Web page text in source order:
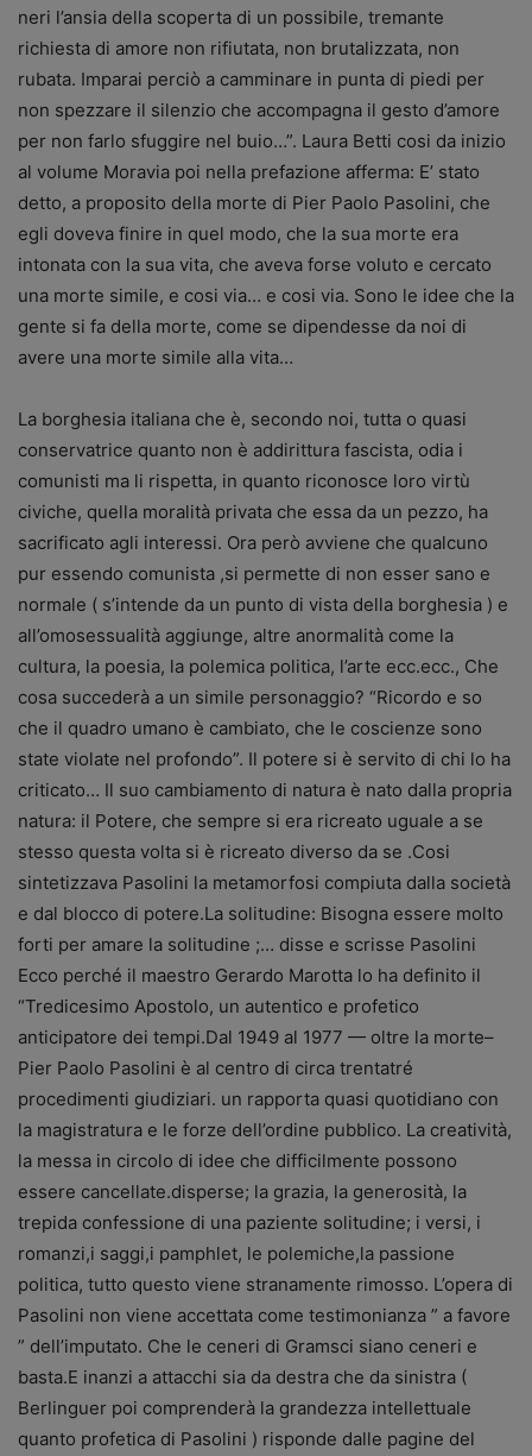
neri l’ansia della scoperta di un possibile, tremante
richiesta di amore non rifiutata, non brutalizzata, non
rubata. Imparai perciò a camminare in punta di piedi per
non spezzare il silenzio che accompagna il gesto d’amore
per non farlo sfuggire nel buio…”. Laura Betti cosi da inizio
al volume Moravia poi nella prefazione afferma: E’ stato
detto, a proposito della morte di Pier Paolo Pasolini, che
egli doveva finire in quel modo, che la sua morte era
intonata con la sua vita, che aveva forse voluto e cercato
una morte simile, e cosi via… e cosi via. Sono le idee che la
gente si fa della morte, come se dipendesse da noi di
avere una morte simile alla vita…
La borghesia italiana che è, secondo noi, tutta o quasi
conservatrice quanto non è addirittura fascista, odia i
comunisti ma li rispetta, in quanto riconosce loro virtù
civiche, quella moralità privata che essa da un pezzo, ha
sacrificato agli interessi. Ora però avviene che qualcuno
pur essendo comunista ,si permette di non esser sano e
normale ( s’intende da un punto di vista della borghesia ) e
all’omosessualità aggiunge, altre anormalità come la
cultura, la poesia, la polemica politica, l’arte ecc.ecc., Che
cosa succederà a un simile personaggio? “Ricordo e so
che il quadro umano è cambiato, che le coscienze sono
state violate nel profondo”. Il potere si è servito di chi lo ha
criticato… Il suo cambiamento di natura è nato dalla propria
natura: il Potere, che sempre si era ricreato uguale a se
stesso questa volta si è ricreato diverso da se .Cosi
sintetizzava Pasolini la metamorfosi compiuta dalla società
e dal blocco di potere.La solitudine: Bisogna essere molto
forti per amare la solitudine ;… disse e scrisse Pasolini
Ecco perché il maestro Gerardo Marotta lo ha definito il
“Tredicesimo Apostolo, un autentico e profetico
anticipatore dei tempi.Dal 1949 al 1977 — oltre la morte–
Pier Paolo Pasolini è al centro di circa trentatré
procedimenti giudiziari. un rapporta quasi quotidiano con
la magistratura e le forze dell’ordine pubblico. La creatività,
la messa in circolo di idee che difficilmente possono
essere cancellate.disperse; la grazia, la generosità, la
trepida confessione di una paziente solitudine; i versi, i
romanzi,i saggi,i pamphlet, le polemiche,la passione
politica, tutto questo viene stranamente rimosso. L’opera di
Pasolini non viene accettata come testimonianza ” a favore
” dell’imputato. Che le ceneri di Gramsci siano ceneri e
basta.E inanzi a attacchi sia da destra che da sinistra (
Berlinguer poi comprenderà la grandezza intellettuale
quanto profetica di Pasolini ) risponde dalle pagine del